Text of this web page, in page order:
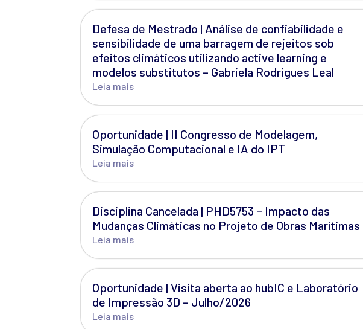
Defesa de Mestrado | Análise de confiabilidade e
sensibilidade de uma barragem de rejeitos sob
efeitos climáticos utilizando active learning e
modelos substitutos – Gabriela Rodrigues Leal
Leia mais
Oportunidade | II Congresso de Modelagem,
Simulação Computacional e IA do IPT
Leia mais
Disciplina Cancelada | PHD5753 – Impacto das
Mudanças Climáticas no Projeto de Obras Marítimas
Leia mais
Oportunidade | Visita aberta ao hubIC e Laboratório
de Impressão 3D – Julho/2026
Leia mais